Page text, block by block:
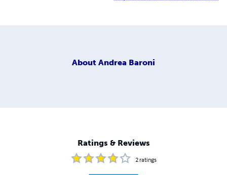
About Andrea Baroni
Ratings & Reviews
2ratings